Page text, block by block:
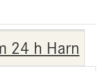
24 h Harn